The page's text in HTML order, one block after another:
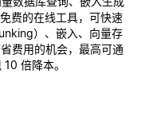
费的在线工具，可快速
）、嵌入、向量存
费用的机会，最高可通
倍降本。